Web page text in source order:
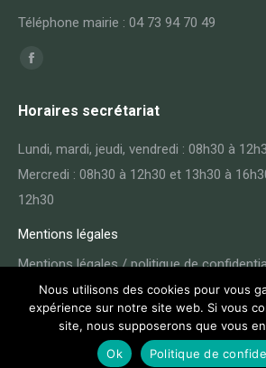
Téléphone mairie : 04 73 94 70 49
Trouvez nous sur :
Facebook
opens
Horaires secrétariat
Lundi, mardi, jeudi, vendredi : 08h30 à
Mercredi : 08h30 à 12h30 et 13h30 à
12h30
Mentions légales
Mentions légales / politique de
Nous utilisons des cookies pour vous
expérience sur notre site web. Si vous
site, nous supposerons que vous
Ok
Politique de